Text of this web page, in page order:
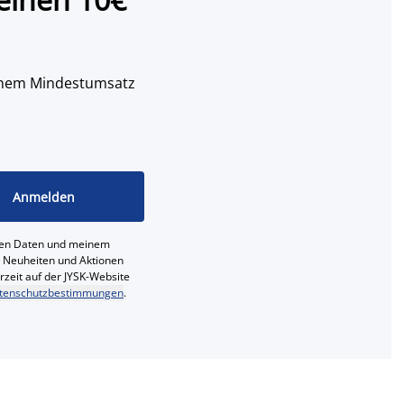
Mindestumsatz
Anmelden
Daten und meinem
und Aktionen
auf der JYSK-Website
.